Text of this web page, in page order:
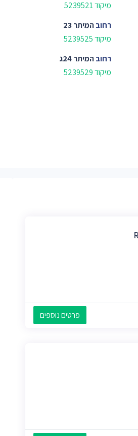
מיקוד 5239521
רחובהמיתר 23
מיקוד 5239525
רחובהמיתר 24ג
מיקוד 5239529
פרטים נוספים